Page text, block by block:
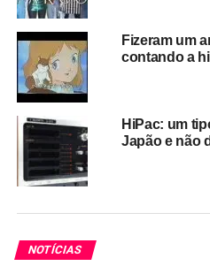
Em Tóquio,
estação 20
adiantado e
pede
usuários.
isso, no Rio
Fetranspor…
Fizeram um
contando a
HiPac: um
Japão e não
NOTÍCIAS